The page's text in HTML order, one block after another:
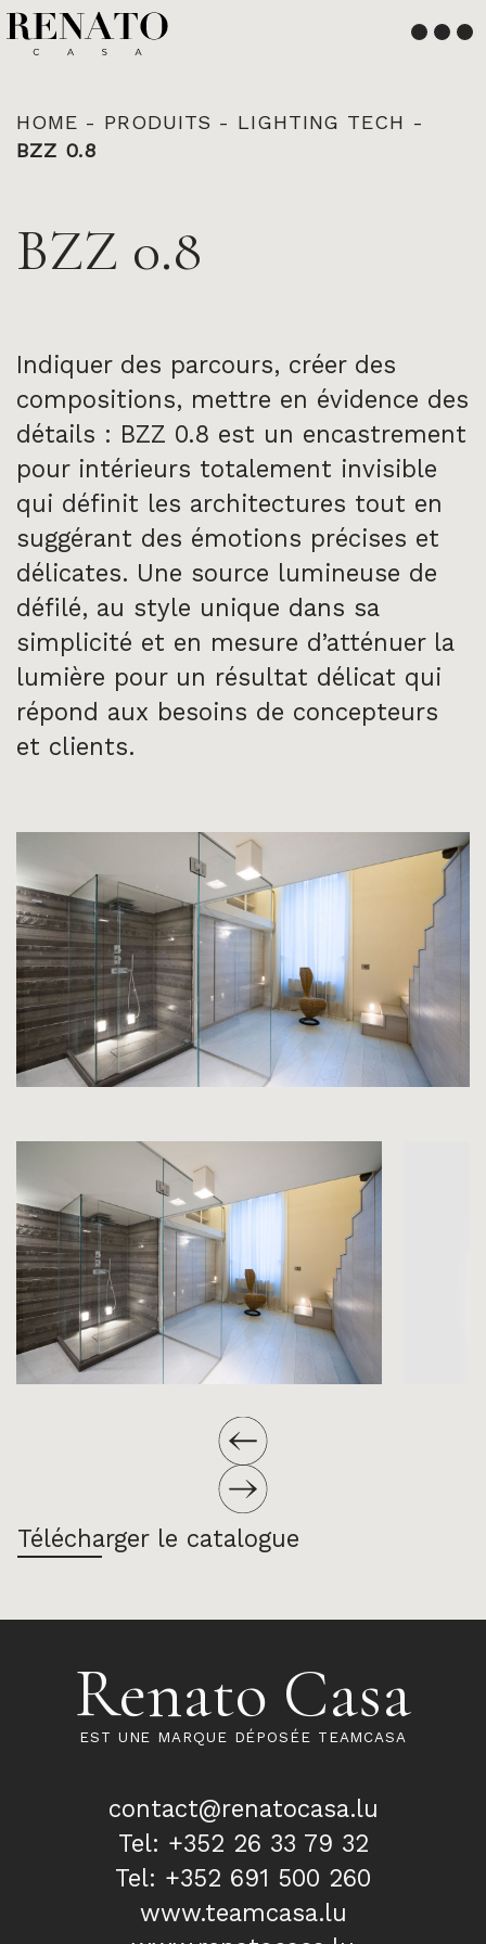
Français
English
HOME - PRODUITS - LIGHTING TECH -
BZZ 0.8
BZZ 0.8
Indiquer des parcours, créer des
compositions, mettre en évidence des
détails : BZZ 0.8 est un encastrement
pour intérieurs totalement invisible
qui définit les architectures tout en
suggérant des émotions précises et
délicates. Une source lumineuse de
défilé, au style unique dans sa
simplicité et en mesure d’atténuer la
lumière pour un résultat délicat qui
répond aux besoins de concepteurs
et clients.
Télécharger le catalogue
Renato Casa
EST UNE MARQUE DÉPOSÉE TEAMCASA
contact@renatocasa.lu
Tel: +352 26 33 79 32
Tel: +352 691 500 260
www.teamcasa.lu